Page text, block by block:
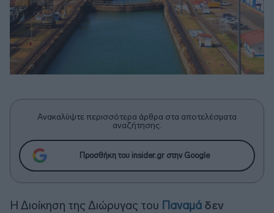
Ανακαλύψτε περισσότερα άρθρα στα αποτελέσματα
αναζήτησης.
Προσθήκη του insider.gr στην Google
Η Διοίκηση της Διώρυγας του Παναμά δεν